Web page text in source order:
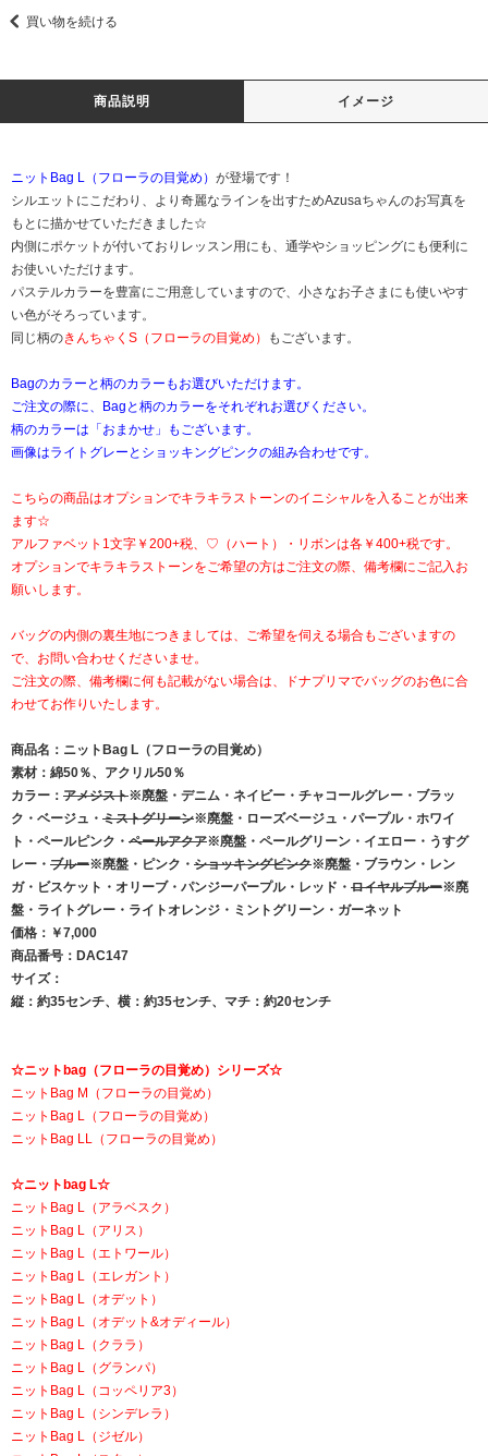
買い物を続ける
商品説明 イメージ
ニットBag L（フローラの目覚め） が登場です！
シルエットにこだわり、より奇麗なラインを出すためAzusaちゃんのお写真を
もとに描かせていただきました☆
内側にポケットが付いておりレッスン用にも、通学やショッピングにも便利に
お使いいただけます。
パステルカラーを豊富にご用意していますので、小さなお子さまにも使いやす
い色がそろっています。
同じ柄のきんちゃくS（フローラの目覚め） もございます。
Bagのカラーと柄のカラーもお選びいただけます。
ご注文の際に、Bagと柄のカラーをそれぞれお選びください。
柄のカラーは「おまかせ」もございます。
画像はライトグレーとショッキングピンクの組み合わせです。
こちらの商品はオプションでキラキラストーンのイニシャルを入ることが出来
ます☆
アルファベット1文字￥200+税、♡（ハート）・リボンは各￥400+税です。
オプションでキラキラストーンをご希望の方はご注文の際、備考欄にご記入お
願いします。
バッグの内側の裏生地につきましては、ご希望を伺える場合もございますの
で、お問い合わせくださいませ。
ご注文の際、備考欄に何も記載がない場合は、ドナプリマでバッグのお色に合
わせてお作りいたします。
商品名：ニットBag L（フローラの目覚め）
素材：綿50％、アクリル50％
カラー： アメジスト※廃盤・デニム・ネイビー・チャコールグレー・ブラッ
ク・ベージュ・ ミストグリーン※廃盤・ローズベージュ・パープル・ホワイ
ト・ペールピンク・ ペールアクア※廃盤・ペールグリーン・イエロー・うすグ
レー・ ブルー※廃盤・ピンク・ ショッキングピンク※廃盤・ブラウン・レン
ガ・ビスケット・オリーブ・パンジーパープル・レッド・ ロイヤルブルー※廃
盤・ライトグレー・ライトオレンジ・ミントグリーン・ガーネット
価格：￥7,000
商品番号：DAC147
サイズ：
縦：約35センチ、横：約35センチ、マチ：約20センチ
☆ニットbag（フローラの目覚め）シリーズ☆
ニットBag M（フローラの目覚め）
ニットBag L（フローラの目覚め）
ニットBag LL（フローラの目覚め）
☆ニットbag L☆
ニットBag L（アラベスク）
ニットBag L（アリス）
ニットBag L（エトワール）
ニットBag L（エレガント）
ニットBag L（オデット）
ニットBag L（オデット&オディール）
ニットBag L（クララ）
ニットBag L（グランパ）
ニットBag L（コッペリア3）
ニットBag L（シンデレラ）
ニットBag L（ジゼル）